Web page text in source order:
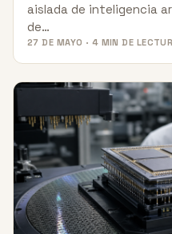
aislada de inteligencia
de…
27 DE MAYO · 4 MIN DE